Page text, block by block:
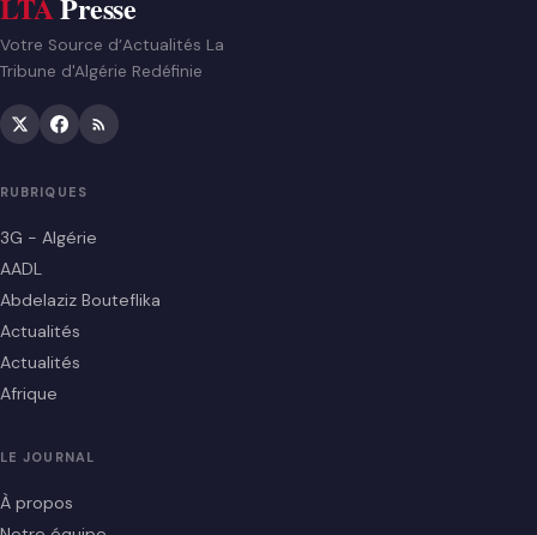
Votre Source d’Actualités La
Tribune d'Algérie Redéfinie
RUBRIQUES
3G - Algérie
AADL
Abdelaziz Bouteflika
Actualités
Actualités
Afrique
LE JOURNAL
À propos